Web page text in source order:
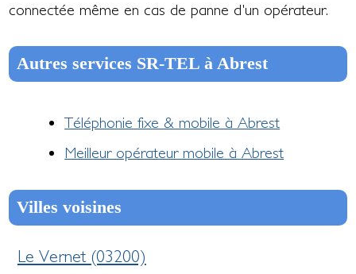
connectée même en cas de panne d'un opérateur.
Autres services SR-TEL à Abrest
Téléphonie fixe & mobile à Abrest
Meilleur opérateur mobile à Abrest
Villes voisines
Le Vernet (03200)